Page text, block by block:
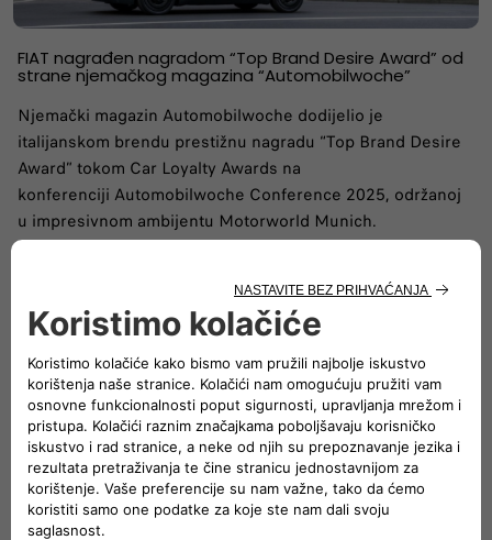
FIAT nagrađen nagradom “Top Brand Desire Award” od
strane njemačkog magazina “Automobilwoche”
Njemački magazin Automobilwoche dodijelio je
italijanskom brendu prestižnu nagradu “Top Brand Desire
Award” tokom Car Loyalty Awards na
konferenciji Automobilwoche Conference 2025, održanoj
u impresivnom ambijentu Motorworld Munich.